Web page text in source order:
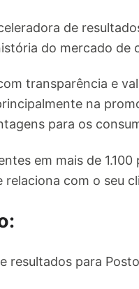
de
do mercado
transparência e
na
para os
em mais de
relaciona com o seu
resultados para